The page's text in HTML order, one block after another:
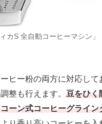
カS 全自動コーヒーマシン」
ヒー粉の両方に対応して
整も行えます。 豆をひく
ーン式コーヒーグライン